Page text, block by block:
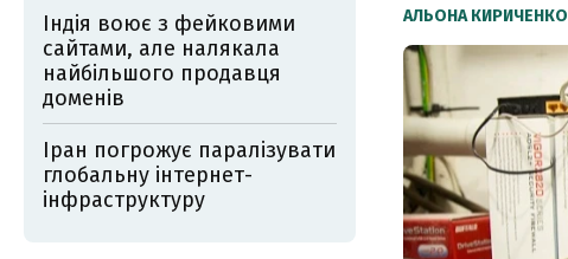
АЛЬОНА КИРИЧЕНКО
Індія воює з фейковими
сайтами, але налякала
найбільшого продавця
доменів
Іран погрожує паралізувати
глобальну інтернет-
інфраструктуру